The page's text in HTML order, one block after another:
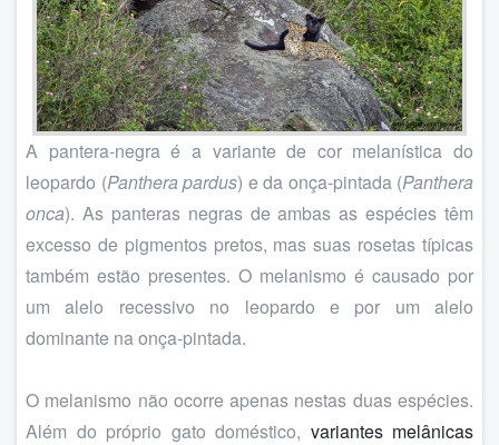
A pantera-negra é a variante de cor melanística do
leopardo (Panthera pardus) e da onça-pintada (Panthera
onca). As panteras negras de ambas as espécies têm
excesso de pigmentos pretos, mas suas rosetas típicas
também estão presentes. O melanismo é causado por
um alelo recessivo no leopardo e por um alelo
dominante na onça-pintada.
O melanismo não ocorre apenas nestas duas espécies.
Além do próprio gato doméstico, variantes melânicas